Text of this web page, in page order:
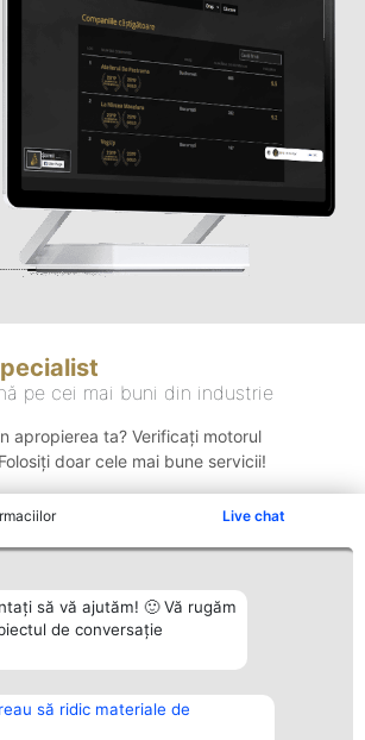
Live chat
să vă ajutăm! 🙂 Vă rugăm
de conversație
să ridic materiale de
pe cei mai buni din industrie
apropierea ta? Verificați motorul
doar cele mai bune servicii!
Plebiscyt Contact